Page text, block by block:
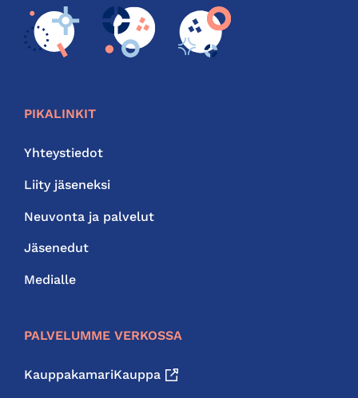
PIKALINKIT
Yhteystiedot
Liity jäseneksi
Neuvonta ja palvelut
Jäsenedut
Medialle
PALVELUMME VERKOSSA
KauppakamariKauppa